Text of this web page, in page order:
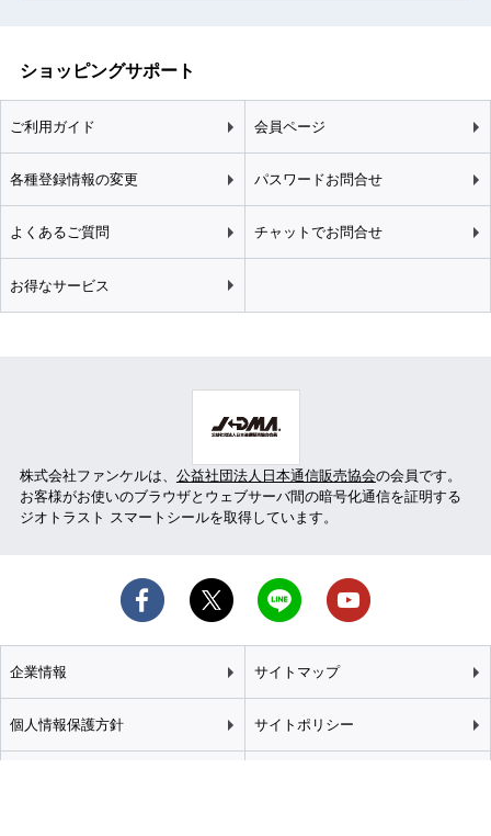
ショッピングサポート
ご利用ガイド 会員ページ
各種登録情報の変更 パスワードお問合せ
よくあるご質問 チャットでお問合せ
お得なサービス
株式会社ファンケルは、 公益社団法人日本通信販売協会の会員です。
お客様がお使いのブラウザとウェブサーバ間の暗号化通信を証明する
ジオトラスト スマートシールを取得しています。
企業情報 サイトマップ
個人情報保護方針 サイトポリシー